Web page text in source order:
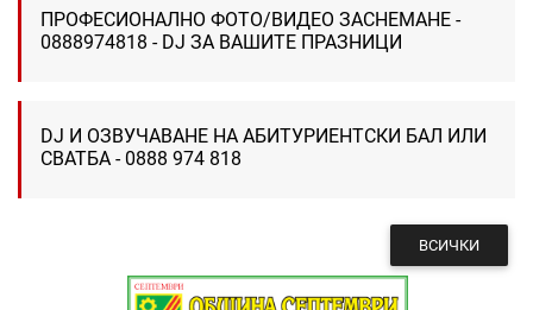
ПРОФЕСИОНАЛНО ФОТО/ВИДЕО ЗАСНЕМАНЕ -
0888974818 - DJ ЗА ВАШИТЕ ПРАЗНИЦИ
DJ И ОЗВУЧАВАНЕ НА АБИТУРИЕНТСКИ БАЛ ИЛИ
СВАТБА - 0888 974 818
ВСИЧКИ